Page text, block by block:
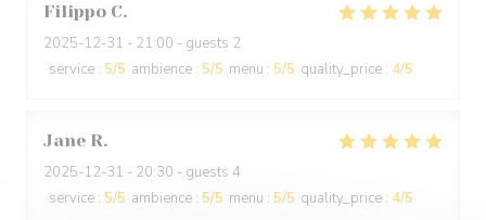
Filippo C
2025-12-31 - 21:00 - guests 2
service : 5/5 ambience : 5/5 menu : 5/5 quality_price : 4/5
Jane R
2025-12-31 - 20:30 - guests 4
service : 5/5 ambience : 5/5 menu : 5/5 quality_price : 4/5